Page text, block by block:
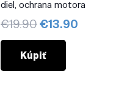
diel, ochrana motora
€19.90Pôvodná
cena
bola:
€19.90.
€13.90
Kúpiť